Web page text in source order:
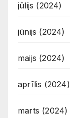
jūlijs (2024)
jūnijs (2024)
maijs (2024)
aprīlis (2024)
marts (2024)